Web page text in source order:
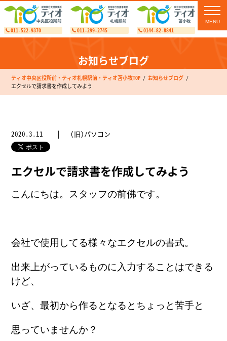
011-522-9370 011-299-2745 0144-82-8841
お知らせブログ
ティオ中央区役所前・ティオ札幌駅前・ティオ苫小牧TOP
お知らせブログ
エクセルで請求書を作成してみよう
2020.3.11 (旧)パソコン
エクセルで請求書を作成してみよう
こんにちは。スタッフの前佛です。
会社で使用してる様々なエクセルの書式。
出来上がっているものに入力することはできる
けど、
いざ、最初から作るとなるとちょっと苦手と
思っていませんか？